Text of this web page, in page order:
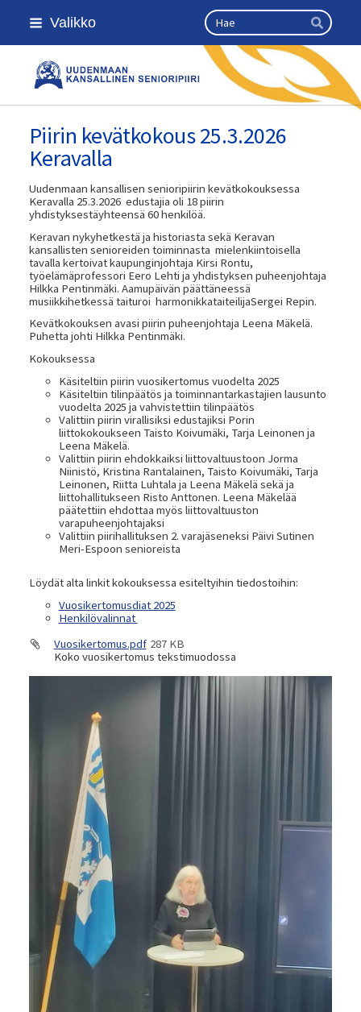
Siirry
sivun
Valikko Haku
Hae
Kansallinen senioriliitto
Piirin kevätkokous 25.3.2026
Keravalla
Uudenmaan kansallisen senioripiirin kevätkokouksessa
Keravalla 25.3.2026 edustajia oli 18 piirin
yhdistyksestäyhteensä 60 henkilöä.
Keravan nykyhetkestä ja historiasta sekä Keravan
kansallisten senioreiden toiminnasta mielenkiintoisella
tavalla kertoivat kaupunginjohtaja Kirsi Rontu,
työelämäprofessori Eero Lehti ja yhdistyksen puheenjohtaja
Hilkka Pentinmäki. Aamupäivän päättäneessä
musiikkihetkessä taituroi harmonikkataiteilijaSergei Repin.
Kevätkokouksen avasi piirin puheenjohtaja Leena Mäkelä.
Puhetta johti Hilkka Pentinmäki.
Kokouksessa
Käsiteltiin piirin vuosikertomus vuodelta 2025
Käsiteltiin tilinpäätös ja toiminnantarkastajien lausunto
vuodelta 2025 ja vahvistettiin tilinpäätös
Valittiin piirin virallisiksi edustajiksi Porin
liittokokoukseen Taisto Koivumäki, Tarja Leinonen ja
Leena Mäkelä.
Valittiin piirin ehdokkaiksi liittovaltuustoon Jorma
Niinistö, Kristina Rantalainen, Taisto Koivumäki, Tarja
Leinonen, Riitta Luhtala ja Leena Mäkelä sekä ja
liittohallitukseen Risto Anttonen. Leena Mäkelää
päätettiin ehdottaa myös liittovaltuuston
varapuheenjohtajaksi
Valittiin piirihallituksen 2. varajäseneksi Päivi Sutinen
Meri-Espoon senioreista
Löydät alta linkit kokouksessa esiteltyihin tiedostoihin:
Vuosikertomusdiat 2025
Henkilövalinnat
Vuosikertomus.pdf 287 KB
Koko vuosikertomus tekstimuodossa